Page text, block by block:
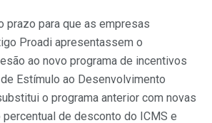
prazo para que as empresas
Proadi apresentassem o
ao novo programa de incentivos
Estímulo ao Desenvolvimento
o programa anterior com novas
percentual de desconto do ICMS e